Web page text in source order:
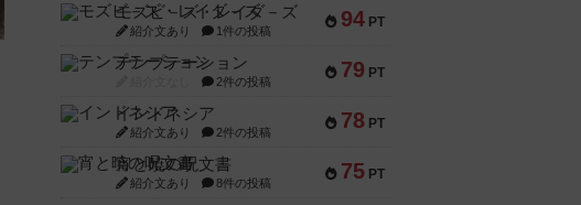
94 PT
モズビ－ズ・レイダ－ズ
紹介文あり 1件の投稿
79 PT
テンプテーション
2件の投稿
78 PT
インドネシア
紹介文あり 2件の投稿
75 PT
宵と暁の呪文書
紹介文あり 8件の投稿